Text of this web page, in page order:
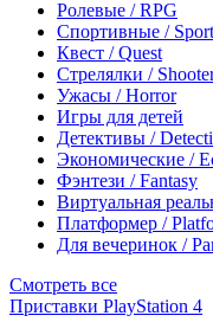
Ролевые / RPG
Спортивные / Sport
Квест / Quest
Стрелялки /
Ужасы / Horror
Игры для детей
Детективы /
Экономические /
Фэнтези / Fantasy
Виртуальная
Платформер /
Для вечеринок /
Смотреть все
Приставки PlayStation 4